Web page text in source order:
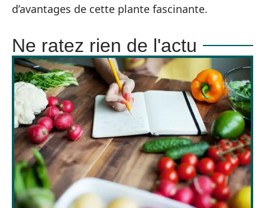
d’avantages de cette plante fascinante.
Ne ratez rien de l'actu